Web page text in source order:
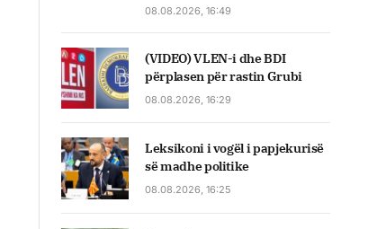
08.08.2026, 16:49
(VIDEO) VLEN-i dhe BDI
përplasen për rastin Grubi
08.08.2026, 16:29
Leksikoni i vogël i papjekurisë
së madhe politike
08.08.2026, 16:25